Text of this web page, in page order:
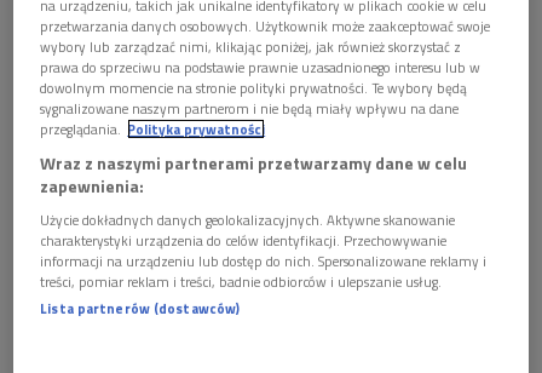
Gościem w Zapiskach ze współczesności jest tym raz Józef
Hen - pisarz, publisycta, autor utworów dramatycznych i
scenariuszy filmowych. 8 listopada tego roku skończył 85 lat.
Jako nastolatek brał udział w II wojnie światowej, najpierw
walcząc o życie w okupowanej Warszawie i podczas ucieczki
na wschód, później jako żołnierz Wojska Polskiego.
Dramatyczne przeżycia stały się tworzywem wielu jego
książek.
na urządzeniu, takich jak unikalne identyfikatory w plikach cookie w celu
przetwarzania danych osobowych. Użytkownik może zaakceptować swoje
wybory lub zarządzać nimi, klikając poniżej, jak również skorzystać z
prawa do sprzeciwu na podstawie prawnie uzasadnionego interesu lub w
dowolnym momencie na stronie polityki prywatności. Te wybory będą
sygnalizowane naszym partnerom i nie będą miały wpływu na dane
przeglądania. Polityka prywatności
Wraz z naszymi partnerami przetwarzamy dane w celu
zapewnienia:
Użycie dokładnych danych geolokalizacyjnych. Aktywne skanowanie
charakterystyki urządzenia do celów identyfikacji. Przechowywanie
informacji na urządzeniu lub dostęp do nich. Spersonalizowane reklamy i
treści, pomiar reklam i treści, badnie odbiorców i ulepszanie usług.
Lista partnerów (dostawców)